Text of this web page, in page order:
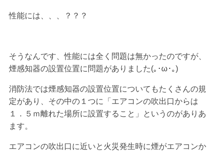
性能には、、、？？？
そうなんです、性能には全く問題は無かったのですが、
煙感知器の設置位置に問題がありました(｡･ω･｡)
消防法では煙感知器の設置位置についてもたくさんの規
定があり、その中の１つに「エアコンの吹出口からは
１．５ｍ離れた場所に設置すること」というのがありあ
ます。
エアコンの吹出口に近いと火災発生時に煙がエアコンか